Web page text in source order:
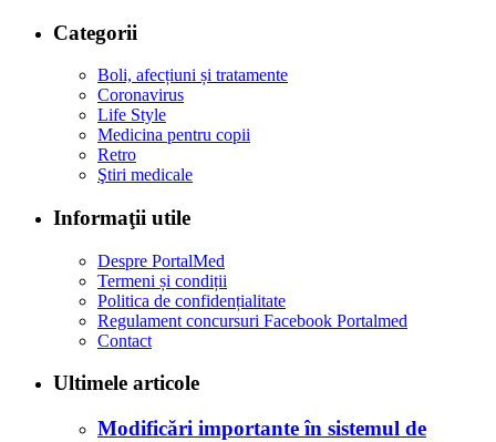
Categorii
Boli, afecțiuni și tratamente
Coronavirus
Life Style
Medicina pentru copii
Retro
Ştiri medicale
Informaţii utile
Despre PortalMed
Termeni și condiții
Politica de confidențialitate
Regulament concursuri Facebook Portalmed
Contact
Ultimele articole
Modificări importante în sistemul de